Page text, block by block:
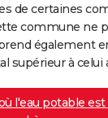
de certaines
commune ne
également
supérieur à celui
l'eau potable est